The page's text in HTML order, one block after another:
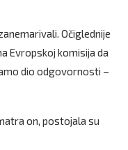
Očiglednije
Evropskoj komisija da
dio odgovornosti –
on, postojala su